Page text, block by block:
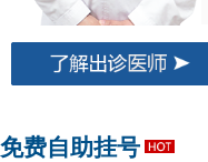
免费自助挂号